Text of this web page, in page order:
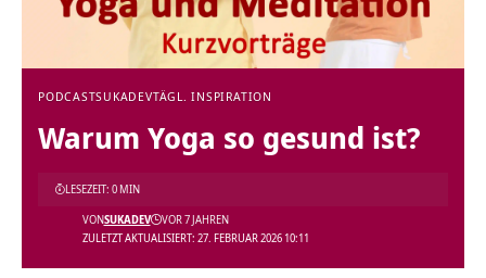
PODCASTSUKADEVTÄGL. INSPIRATION
Warum Yoga so gesund ist?
ZULETZT AKTUALISIERT: 27. FEBRUAR 2026 10:11
VONSUKADEV VOR 7 JAHREN
LESEZEIT: 0 MIN